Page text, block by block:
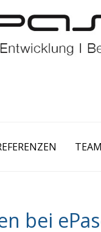
TEAM
bei